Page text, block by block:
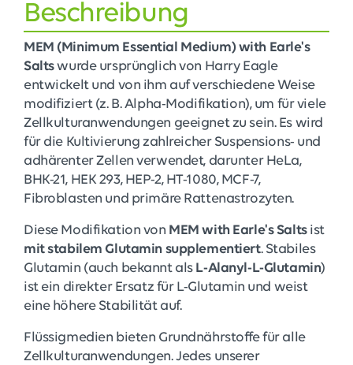
Beschreibung
MEM (Minimum Essential Medium) with Earle's
Saltswurde ursprünglich von Harry Eagle
entwickelt und von ihm auf verschiedene Weise
modifiziert (z. B. Alpha-Modifikation), um für viele
Zellkulturanwendungen geeignet zu sein. Es wird
für die Kultivierung zahlreicher Suspensions- und
adhärenter Zellen verwendet, darunter HeLa,
BHK-21, HEK 293, HEP-2, HT-1080, MCF-7,
Fibroblasten und primäre Rattenastrozyten.
Diese Modifikation von MEM with Earle's Saltsist
mit stabilem Glutamin supplementiert. Stabiles
Glutamin (auch bekannt als L-Alanyl-L-Glutamin)
ist ein direkter Ersatz für L-Glutamin und weist
eine höhere Stabilität auf.
Flüssigmedien bieten Grundnährstoffe für alle
Zellkulturanwendungen. Jedes unserer